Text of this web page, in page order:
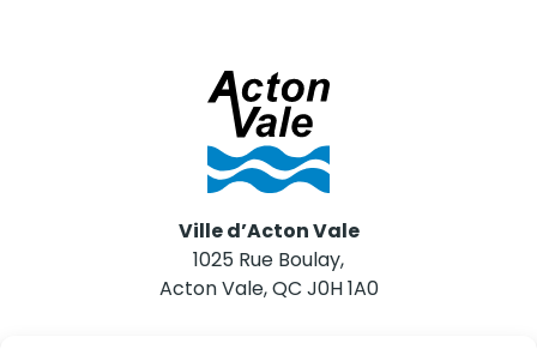
Ville d’Acton Vale
1025 Rue Boulay,
Acton Vale, QC J0H 1A0